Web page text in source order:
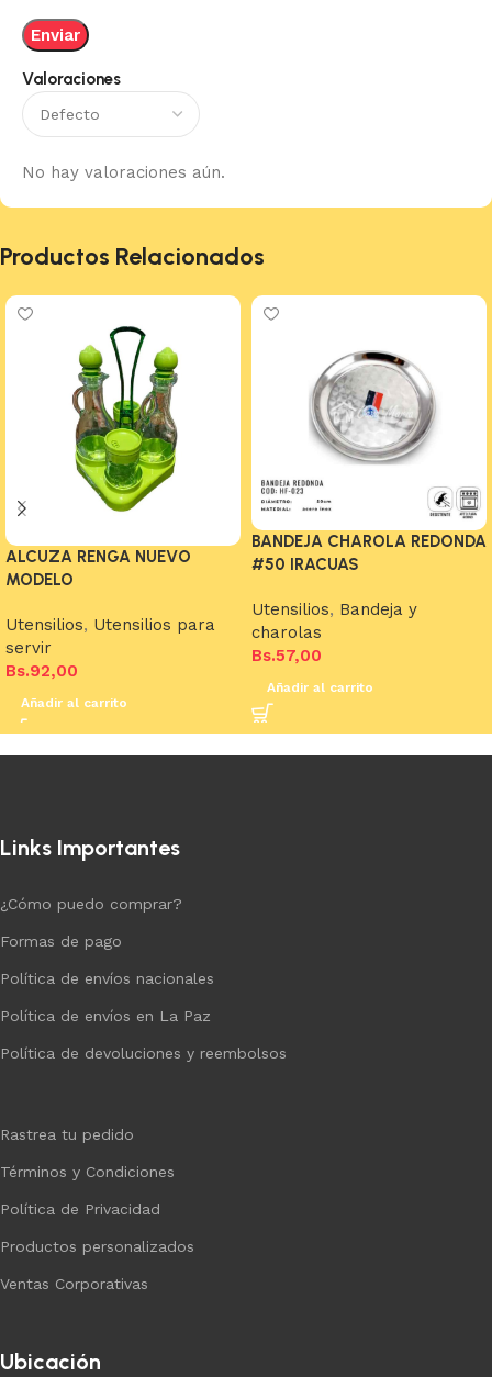
Valoraciones
No hay valoraciones aún.
Productos Relacionados
ALCUZA RENGA NUEVO
MODELO
Utensilios, Utensilios para
servir
Bs.92,00
Añadir al carrito
BANDEJA CHAROLA REDONDA
#50 IRACUAS
Utensilios, Bandeja y
charolas
Bs.57,00
Añadir al carrito
Links Importantes
¿Cómo puedo comprar?
Formas de pago
Política de envíos nacionales
Política de envíos en La Paz
Política de devoluciones y reembolsos
Rastrea tu pedido
Términos y Condiciones
Política de Privacidad
Productos personalizados
Ventas Corporativas
Ubicación